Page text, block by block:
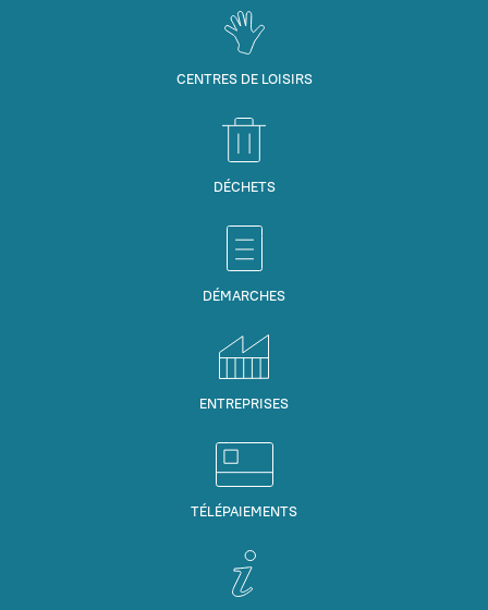
CENTRES DE LOISIRS
DÉCHETS
DÉMARCHES
ENTREPRISES
TÉLÉPAIEMENTS